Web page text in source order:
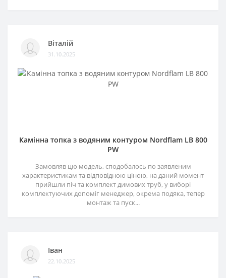
Віталій
31.10.2025
Камінна топка з водяним контуром Nordflam LB 800
PW
Замовляв цю модель, сподобалось по заявленим
характеристикам та відповідною ціною, на даний момент
прийшли піч та комплект димових труб, у виборі
комплектуючих допоміг менеджер, окрема подяка, тепер
монтаж та пуск...
Іван
22.10.2025